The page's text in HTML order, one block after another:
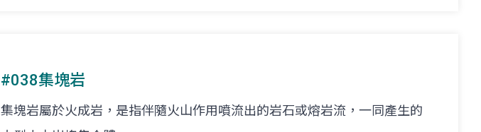
#038集塊岩
集塊岩屬於火成岩，是指伴隨火山作用噴流出的岩石或熔岩流，一同產生的